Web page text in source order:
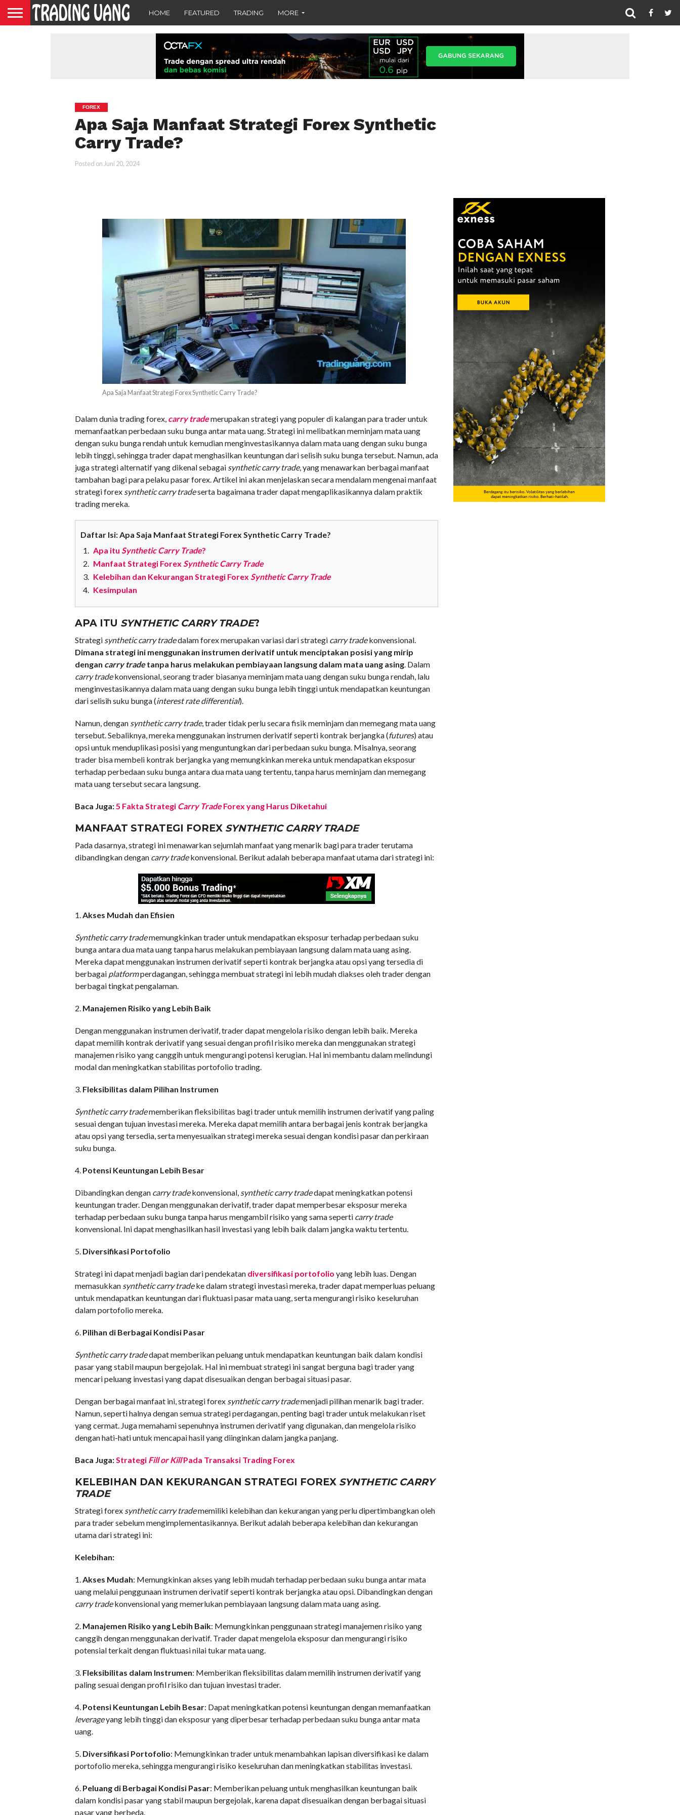
HOME FEATURED TRADING MORE
FOREX
Apa Saja Manfaat Strategi Forex Synthetic
Carry Trade?
Posted on Juni 20, 2024
Apa Saja Manfaat Strategi Forex Synthetic Carry Trade?
Dalam dunia trading forex, carry trademerupakan strategi yang populer di kalangan para trader untuk
memanfaatkan perbedaan suku bunga antar mata uang. Strategi ini melibatkan meminjam mata uang
dengan suku bunga rendah untuk kemudian menginvestasikannya dalam mata uang dengan suku bunga
lebih tinggi, sehingga trader dapat menghasilkan keuntungan dari selisih suku bunga tersebut. Namun, ada
juga strategi alternatif yang dikenal sebagai synthetic carry trade, yang menawarkan berbagai manfaat
tambahan bagi para pelaku pasar forex. Artikel ini akan menjelaskan secara mendalam mengenai manfaat
strategi forex synthetic carry tradeserta bagaimana trader dapat mengaplikasikannya dalam praktik
trading mereka.
Daftar Isi: Apa Saja Manfaat Strategi Forex Synthetic Carry Trade?
Apa itu Synthetic Carry Trade?
Manfaat Strategi Forex Synthetic Carry Trade
Kelebihan dan Kekurangan Strategi Forex Synthetic Carry Trade
Kesimpulan
APA ITU SYNTHETIC CARRY TRADE?
Strategi synthetic carry tradedalam forex merupakan variasi dari strategi carry tradekonvensional.
Dimana strategi ini menggunakan instrumen derivatif untuk menciptakan posisi yang mirip
dengan carry tradetanpa harus melakukan pembiayaan langsung dalam mata uang asing. Dalam
carry tradekonvensional, seorang trader biasanya meminjam mata uang dengan suku bunga rendah, lalu
menginvestasikannya dalam mata uang dengan suku bunga lebih tinggi untuk mendapatkan keuntungan
dari selisih suku bunga (interest rate differential).
Namun, dengan synthetic carry trade, trader tidak perlu secara fisik meminjam dan memegang mata uang
tersebut. Sebaliknya, mereka menggunakan instrumen derivatif seperti kontrak berjangka (futures) atau
opsi untuk menduplikasi posisi yang menguntungkan dari perbedaan suku bunga. Misalnya, seorang
trader bisa membeli kontrak berjangka yang memungkinkan mereka untuk mendapatkan eksposur
terhadap perbedaan suku bunga antara dua mata uang tertentu, tanpa harus meminjam dan memegang
mata uang tersebut secara langsung.
Baca Juga:5 Fakta Strategi Carry TradeForex yang Harus Diketahui
MANFAAT STRATEGI FOREX SYNTHETIC CARRY TRADE
Pada dasarnya, strategi ini menawarkan sejumlah manfaat yang menarik bagi para trader terutama
dibandingkan dengan carry tradekonvensional. Berikut adalah beberapa manfaat utama dari strategi ini:
1.Akses Mudah dan Efisien
Synthetic carry tradememungkinkan trader untuk mendapatkan eksposur terhadap perbedaan suku
bunga antara dua mata uang tanpa harus melakukan pembiayaan langsung dalam mata uang asing.
Mereka dapat menggunakan instrumen derivatif seperti kontrak berjangka atau opsi yang tersedia di
berbagai platformperdagangan, sehingga membuat strategi ini lebih mudah diakses oleh trader dengan
berbagai tingkat pengalaman.
2. Manajemen Risiko yang Lebih Baik
Dengan menggunakan instrumen derivatif, trader dapat mengelola risiko dengan lebih baik. Mereka
dapat memilih kontrak derivatif yang sesuai dengan profil risiko mereka dan menggunakan strategi
manajemen risiko yang canggih untuk mengurangi potensi kerugian. Hal ini membantu dalam melindungi
modal dan meningkatkan stabilitas portofolio trading.
3. Fleksibilitas dalam Pilihan Instrumen
Synthetic carry tradememberikan fleksibilitas bagi trader untuk memilih instrumen derivatif yang paling
sesuai dengan tujuan investasi mereka. Mereka dapat memilih antara berbagai jenis kontrak berjangka
atau opsi yang tersedia, serta menyesuaikan strategi mereka sesuai dengan kondisi pasar dan perkiraan
suku bunga.
4. Potensi Keuntungan Lebih Besar
Dibandingkan dengan carry tradekonvensional, synthetic carry tradedapat meningkatkan potensi
keuntungan trader. Dengan menggunakan derivatif, trader dapat memperbesar eksposur mereka
terhadap perbedaan suku bunga tanpa harus mengambil risiko yang sama seperti carry trade
konvensional. Ini dapat menghasilkan hasil investasi yang lebih baik dalam jangka waktu tertentu.
5. Diversifikasi Portofolio
Strategi ini dapat menjadi bagian dari pendekatan diversifikasi portofolio yang lebih luas. Dengan
memasukkan synthetic carry tradeke dalam strategi investasi mereka, trader dapat memperluas peluang
untuk mendapatkan keuntungan dari fluktuasi pasar mata uang, serta mengurangi risiko keseluruhan
dalam portofolio mereka.
6. Pilihan di Berbagai Kondisi Pasar
Synthetic carry tradedapat memberikan peluang untuk mendapatkan keuntungan baik dalam kondisi
pasar yang stabil maupun bergejolak. Hal ini membuat strategi ini sangat berguna bagi trader yang
mencari peluang investasi yang dapat disesuaikan dengan berbagai situasi pasar.
Dengan berbagai manfaat ini, strategi forex synthetic carry trademenjadi pilihan menarik bagi trader.
Namun, seperti halnya dengan semua strategi perdagangan, penting bagi trader untuk melakukan riset
yang cermat. Juga memahami sepenuhnya instrumen derivatif yang digunakan, dan mengelola risiko
dengan hati-hati untuk mencapai hasil yang diinginkan dalam jangka panjang.
Baca Juga:Strategi Fill or KillPada Transaksi Trading Forex
KELEBIHAN DAN KEKURANGAN STRATEGI FOREX SYNTHETIC CARRY
TRADE
Strategi forex synthetic carry tradememiliki kelebihan dan kekurangan yang perlu dipertimbangkan oleh
para trader sebelum mengimplementasikannya. Berikut adalah beberapa kelebihan dan kekurangan
utama dari strategi ini:
Kelebihan:
1.Akses Mudah: Memungkinkan akses yang lebih mudah terhadap perbedaan suku bunga antar mata
uang melalui penggunaan instrumen derivatif seperti kontrak berjangka atau opsi. Dibandingkan dengan
carry tradekonvensional yang memerlukan pembiayaan langsung dalam mata uang asing.
2. Manajemen Risiko yang Lebih Baik: Memungkinkan penggunaan strategi manajemen risiko yang
canggih dengan menggunakan derivatif. Trader dapat mengelola eksposur dan mengurangi risiko
potensial terkait dengan fluktuasi nilai tukar mata uang.
3. Fleksibilitas dalam Instrumen: Memberikan fleksibilitas dalam memilih instrumen derivatif yang
paling sesuai dengan profil risiko dan tujuan investasi trader.
4. Potensi Keuntungan Lebih Besar: Dapat meningkatkan potensi keuntungan dengan memanfaatkan
leverageyang lebih tinggi dan eksposur yang diperbesar terhadap perbedaan suku bunga antar mata
uang.
5. Diversifikasi Portofolio: Memungkinkan trader untuk menambahkan lapisan diversifikasi ke dalam
portofolio mereka, sehingga mengurangi risiko keseluruhan dan meningkatkan stabilitas investasi.
6. Peluang di Berbagai Kondisi Pasar: Memberikan peluang untuk menghasilkan keuntungan baik
dalam kondisi pasar yang stabil maupun bergejolak, karena dapat disesuaikan dengan berbagai situasi
pasar yang berbeda.